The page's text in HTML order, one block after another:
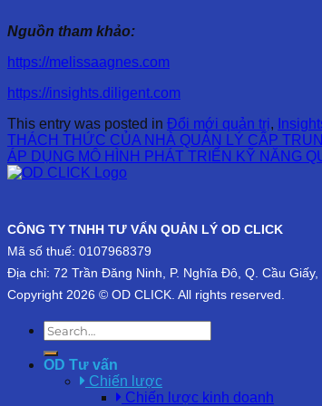
Nguồn tham khảo:
https://melissaagnes.com
https://insights.diligent.com
This entry was posted in Đổi mới quản trị,
THÁCH THỨC CỦA NHÀ QUẢN LÝ CẤP
ÁP DỤNG MÔ HÌNH PHÁT TRIỂN KỸ NĂNG
CÔNG TY TNHH TƯ VẤN QUẢN LÝ OD CLICK
Mã số thuế: 0107968379
Địa chỉ: 72 Trần Đăng Ninh, P. Nghĩa Đô, Q. Cầu Giấy,
Copyright 2026 © OD CLICK. All rights reserved.
OD Tư vấn
Chiến lược
Chiến lược kinh doanh